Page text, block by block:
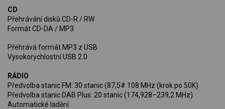
CD
Přehrávání disků CD-R / RW
Formát CD-DA / MP3
Přehrává formát MP3 z USB
Vysokorychlostní USB 2.0
RÁDIO
Předvolba stanic FM: 30 stanic (87,5# 108 MHz (krok po 50K)
Předvolba stanic DAB Plus: 20 stanic (174,928–239,2 MHz)
Automatické ladění